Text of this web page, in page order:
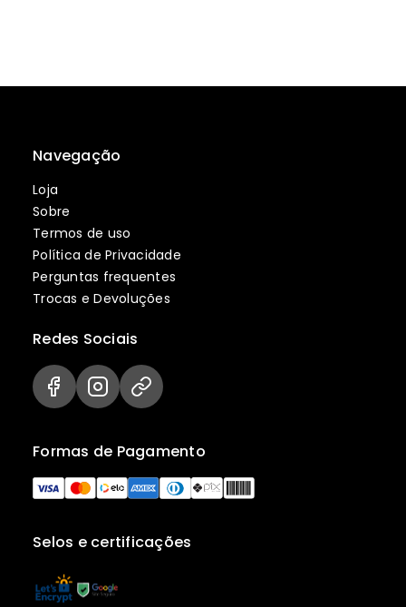
Navegação
Loja
Sobre
Termos de uso
Política de Privacidade
Perguntas frequentes
Trocas e Devoluções
Selos e certificações
Formas de Pagamento
Redes Sociais